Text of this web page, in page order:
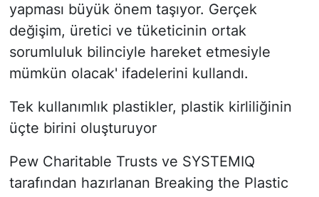
yapması büyük önem taşıyor. Gerçek
değişim, üretici ve tüketicinin ortak
sorumluluk bilinciyle hareket etmesiyle
mümkün olacak' ifadelerini kullandı.
Tek kullanımlık plastikler, plastik kirliliğinin
üçte birini oluşturuyor
Pew Charitable Trusts ve SYSTEMIQ
tarafından hazırlanan Breaking the Plastic